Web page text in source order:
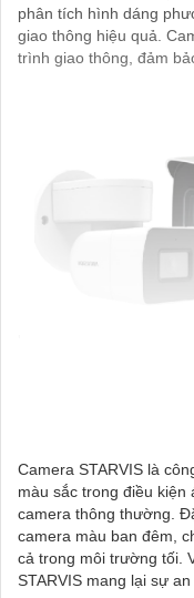
phân tích hình dáng
giao thông hiệu quả.
trình giao thông, đảm
Camera STARVIS là
màu sắc trong điều
camera thông thường.
camera màu ban đêm,
cả trong môi trường tối.
STARVIS mang lại sự